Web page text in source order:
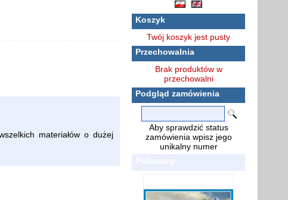
materiałów o dużej
Koszyk
Twój koszyk jest pusty
Przechowalnia
Brak produktów w
przechowalni
Podgląd zamówienia
Aby sprawdzić status
zamówienia wpisz jego
unikalny numer